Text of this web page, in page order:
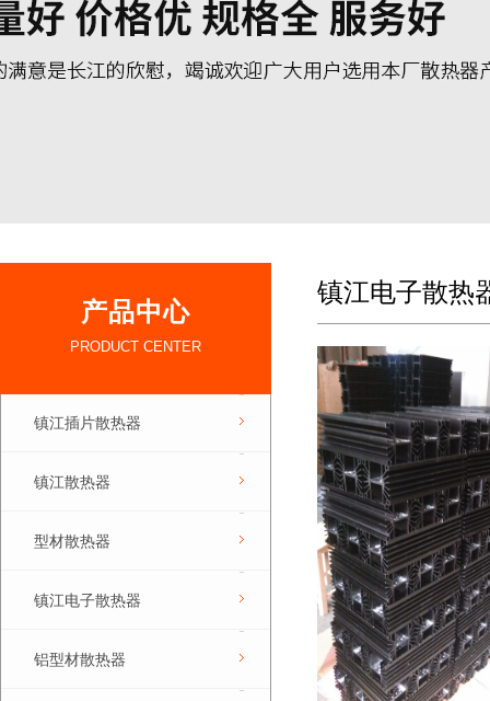
产品中心
PRODUCT CENTER
镇江插片散热器
镇江散热器
型材散热器
镇江电子散热器
铝型材散热器
镇江电子散热